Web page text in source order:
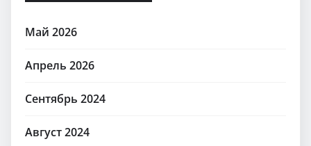
Май 2026
Апрель 2026
Сентябрь 2024
Август 2024